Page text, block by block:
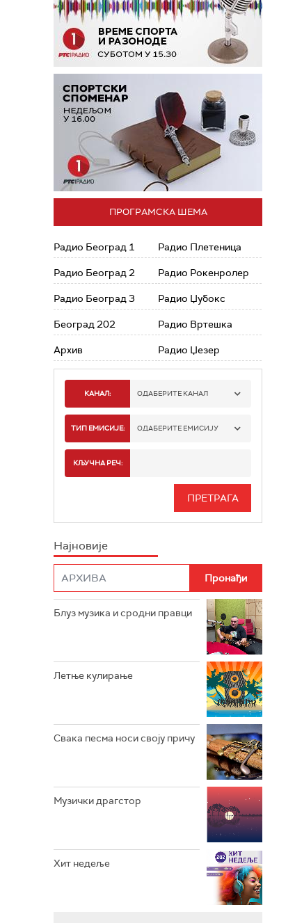
ПРОГРАМСКА ШЕМА
Радио Београд 1
Радио Београд 2
Радио Београд 3
Београд 202
Архив
Радио Плетеница
Радио Рокенролер
Радио Џубокс
Радио Вртешка
Радио Џезер
КАНАЛ: ОДАБЕРИТЕ КАНАЛ
РАДИО БЕОГРАД 1
РАДИО БЕОГРАД 3
РАДИО РОКЕНРОЛЕР
РАДИО ЏУБОКС
РАДИО ВРТЕШКА
РАДИО ЏЕЗЕР
ТИП ЕМИСИЈЕ: ОДАБЕРИТЕ ЕМИСИЈУ
ИНФО
КЉУЧНА РЕЧ:
Најновије
Блуз музика и сродни правци
Летње кулирање
Свака песма носи своју причу
Музички драгстор
Хит недеље